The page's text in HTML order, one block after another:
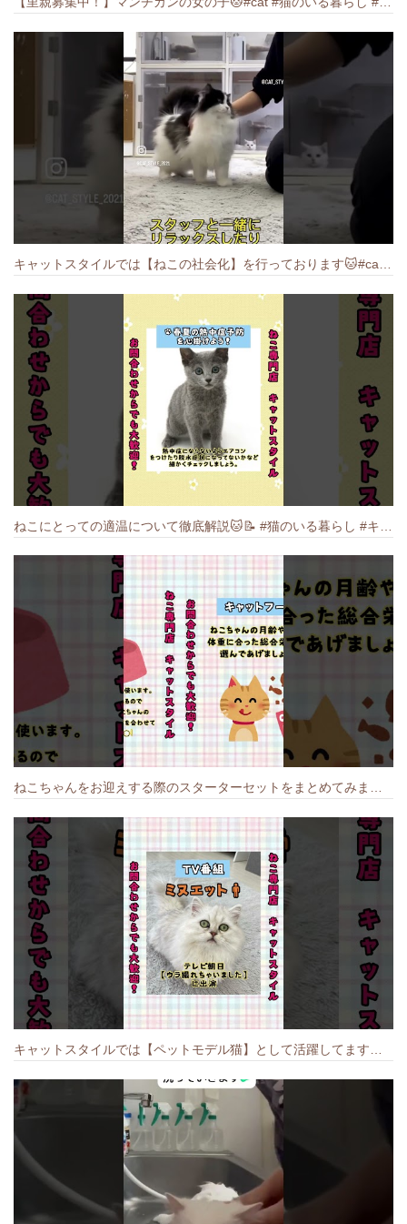
ねこちゃんをお迎えする際のスターターセットをまとめてみました🐱#cat #猫のいる暮らし #キャット #ねこ #ペットショップ #かわいい子猫 #munchkin